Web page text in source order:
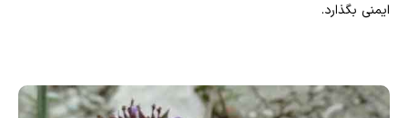
ایمنی بگذارد.